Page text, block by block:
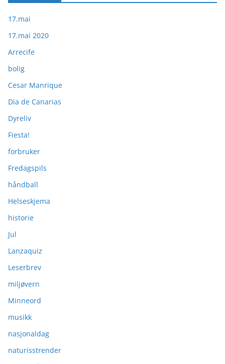
17.mai
17.mai 2020
Arrecife
bolig
Cesar Manrique
Dia de Canarias
Dyreliv
Fiesta!
forbruker
Fredagspils
håndball
Helseskjema
historie
Jul
Lanzaquiz
Leserbrev
miljøvern
Minneord
musikk
nasjonaldag
naturisstrender